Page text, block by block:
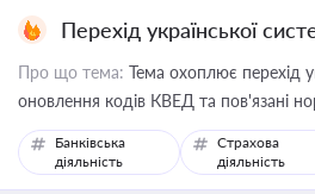
Перехід української
Про що тема: Тема охоплює перехід
оновлення кодів КВЕД та пов'язані
Банківська
діяльність
Страхова
діяльність